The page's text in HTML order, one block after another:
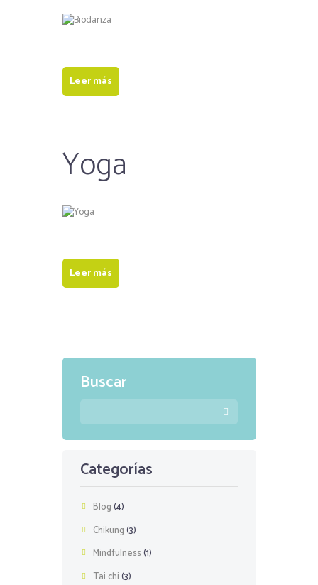
Leer más
Yoga
Leer más
Buscar
Categorías
Blog(4)
Chikung(3)
Mindfulness(1)
Tai chi(3)